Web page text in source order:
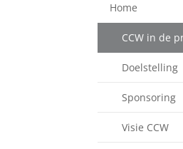
Home
CCW in de
Doelstelling
Sponsoring
Visie CCW